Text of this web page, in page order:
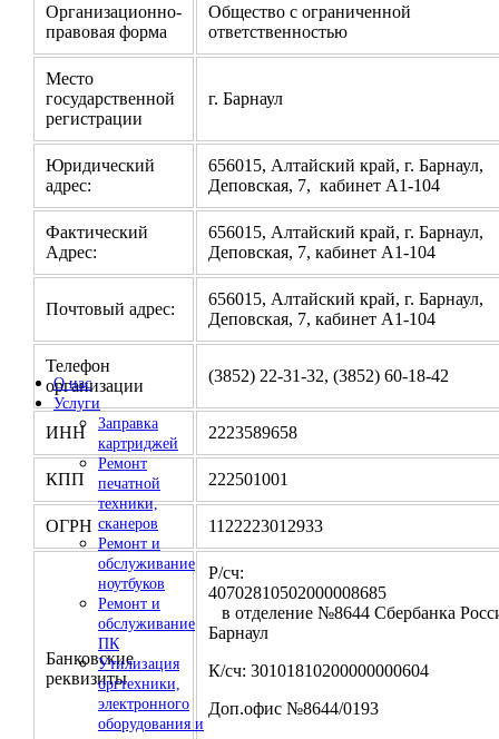
О нас
Услуги
Заправка
картриджей
Ремонт
печатной
техники,
сканеров
Ремонт и
обслуживание
ноутбуков
Ремонт и
обслуживание
ПК
Утилизация
оргтехники,
электронного
оборудования и
Организационно-
правовая форма
Общество с ограниченной
ответственностью
Место
государственной
регистрации
г. Барнаул
Юридический
адрес:
656015, Алтайский край, г. Барнаул,
Деповская, 7, кабинет А1-104
Фактический
Адрес:
656015, Алтайский край, г. Барнаул,
Деповская, 7, кабинет А1-104
Почтовый адрес:
656015, Алтайский край, г. Барнаул,
Деповская, 7, кабинет А1-104
Телефон
организации
(3852) 22-31-32, (3852) 60-18-42
ИНН 2223589658
КПП 222501001
ОГРН 1122223012933
Банковские
реквизиты
Р/сч:
в отделение №8644 Сбербанка
Барнаул
К/сч: 30101810200000000604
Доп.офис №8644/0193